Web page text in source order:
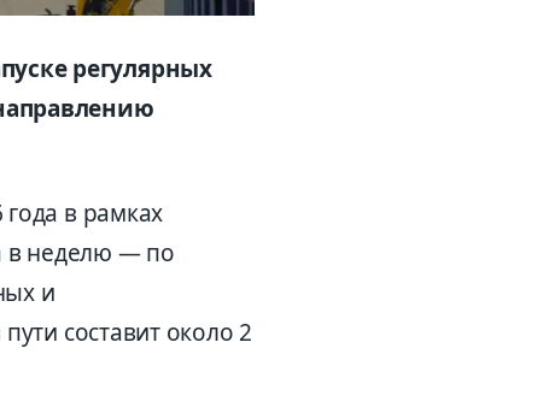
регулярных
в рамках
в неделю — по
и
составит около 2